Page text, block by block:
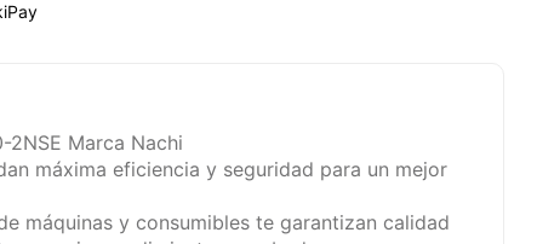
Marca Nachi
máxima eficiencia y seguridad para un mejor
máquinas y consumibles te garantizan calidad